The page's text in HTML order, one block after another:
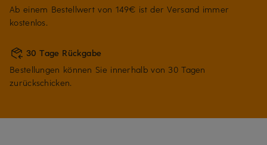
Ab einem Bestellwert von 149€ ist der Versand immer
kostenlos.
30 Tage Rückgabe
Bestellungen können Sie innerhalb von 30 Tagen
zurückschicken.